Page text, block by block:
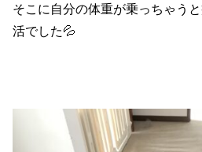
そこに自分の体重が乗っちゃう
活でした💦